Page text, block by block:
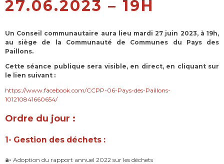
27.06.2023 – 19H
Un Conseil communautaire aura lieu mardi 27 juin 2023, à 19h,
au siège de la Communauté de Communes du Pays des
Paillons.
Cette séance publique sera visible, en direct, en cliquant sur
le lien suivant :
https://www.facebook.com/CCPP-06-Pays-des-Paillons-
101210841660654/
Ordre du jour :
1- Gestion des déchets :
a- Adoption du rapport annuel 2022 sur les déchets